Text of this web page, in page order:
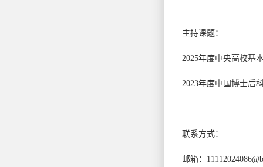
主持课题：
2025年度中央⾼校基
2023年度中国博士后
联系方式：
邮箱：